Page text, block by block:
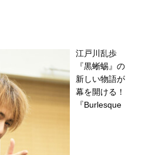
江戸川乱歩
『黒蜥蜴』の
新しい物語が
幕を開ける！
『Burlesque